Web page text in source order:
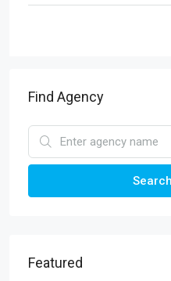
Find Agency
Featured